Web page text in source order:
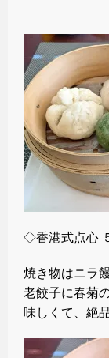
◇香港式点心
焼き物はニラ
老餃子に春菊
味しくて、絶